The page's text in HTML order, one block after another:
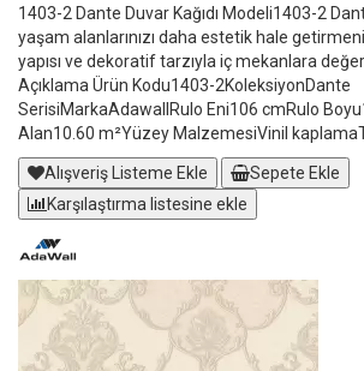
1403-2 Dante Duvar Kağıdı Modeli1403-2
yaşam alanlarınızı daha estetik hale
yapısı ve dekoratif tarzıyla iç mekanlara
Açıklama Ürün Kodu1403-2KoleksiyonDante
SerisiMarkaAdawallRulo Eni106 cmRulo
Alan10.60 m²Yüzey MalzemesiVinil
Alışveriş Listeme Ekle
Sepete Ekle
Karşılaştırma listesine ekle